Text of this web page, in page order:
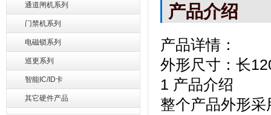
通道闸机系列
门禁机系列
电磁锁系列
巡更系列
智能IC/ID卡
其它硬件产品
产品介绍
产品详情：
外形尺寸：长
1 产品介绍
整个产品外形